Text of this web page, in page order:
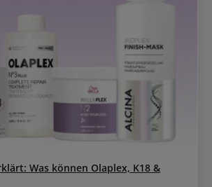
Was können Olaplex, K18 &